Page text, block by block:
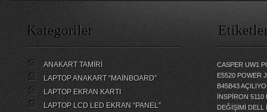
Kategoriler
ANAKART TAMİRİ
LAPTOP ANAKART “MAİNBOARD”
LAPTOP EKRAN KARTI
LAPTOP LCD LED EKRAN “PANEL”
CASPER UW1
E5520 POWER
B45B43
İNSPİRON
DEĞİŞİMİ
DELL